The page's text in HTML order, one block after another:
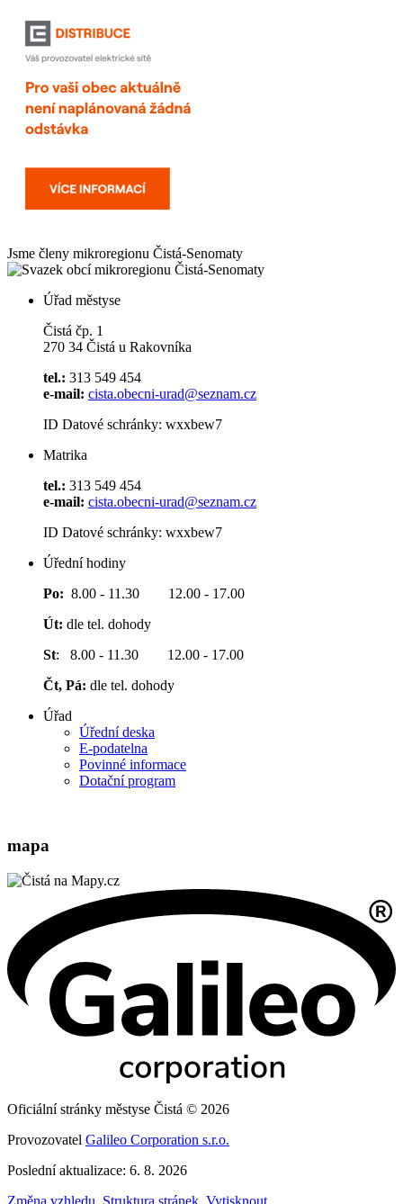
Jsme členy mikroregionu Čistá-Senomaty
Úřad městyse
Čistá čp. 1
270 34 Čistá u Rakovníka
tel.: 313 549 454
e-mail: cista.obecni-urad@seznam.cz
ID Datové schránky: wxxbew7
Matrika
tel.: 313 549 454
e-mail: cista.obecni-urad@seznam.cz
ID Datové schránky: wxxbew7
Úřední hodiny
Po: 8.00 - 11.30 12.00 - 17.00
Út: dle tel. dohody
St: 8.00 - 11.30 12.00 - 17.00
Čt, Pá: dle tel. dohody
Úřad
Úřední deska
E-podatelna
Povinné informace
Dotační program
mapa
Oficiální stránky městyse Čistá © 2026
Provozovatel Galileo Corporation s.r.o.
Poslední aktualizace: 6. 8. 2026
Změna vzhledu Struktura stránek Vytisknout